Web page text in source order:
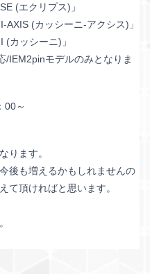
(エクリプス)」
AXIS (カッシーニ-アクシス)」
(カッシーニ)」
IEM2pinモデルのみとなりま
00～
ります。
後も増えるかもしれませんの
て頂ければと思います。